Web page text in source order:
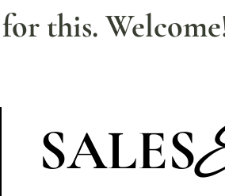
this.
SALES